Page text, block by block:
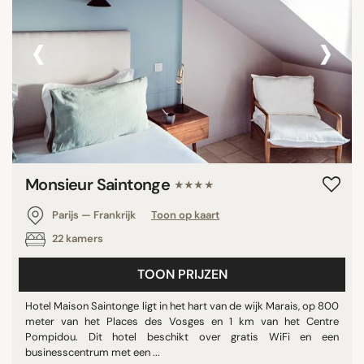
‹ ›
Monsieur Saintonge ★★★★
Parijs — Frankrijk
Toon op kaart
22 kamers
TOON PRIJZEN
Hotel Maison Saintonge ligt in het hart van de wijk Marais, op 800
meter van het Places des Vosges en 1 km van het Centre
Pompidou. Dit hotel beschikt over gratis WiFi en een
businesscentrum met een ...